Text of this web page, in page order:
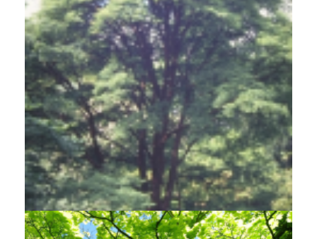
Esdoorn
Acer griseum